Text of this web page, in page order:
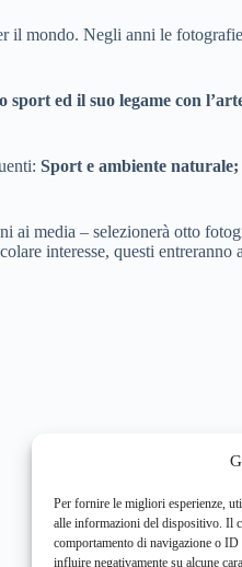
Per fornire le migliori esperienze,
alle informazioni del dispositivo. Il
comportamento di navigazione o
influire negativamente su alcune
mondo. Negli anni le
sport ed il suo legame con
Sport e ambiente
media – selezionerà otto
interesse, questi